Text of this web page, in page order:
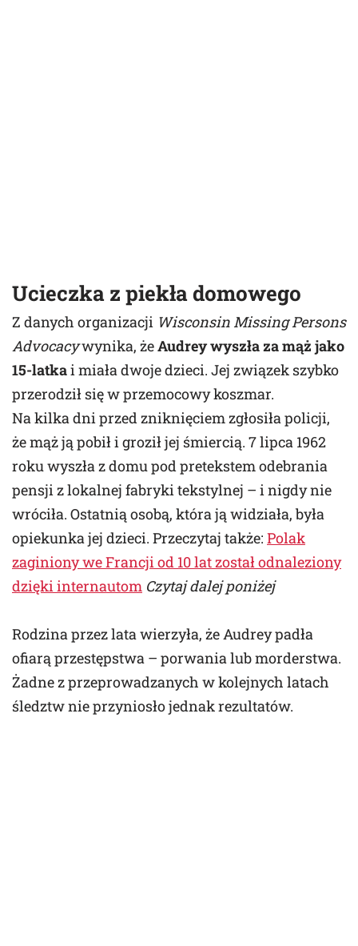
Ucieczka z piekła domowego
Z danych organizacji Wisconsin Missing Persons
Advocacywynika, żeAudrey wyszła za mąż jako
15-latkai miała dwoje dzieci. Jej związek szybko
przerodził się w przemocowy koszmar.
Na kilka dni przed zniknięciem zgłosiła policji,
że mąż ją pobił i groził jej śmiercią. 7 lipca 1962
roku wyszła z domu pod pretekstem odebrania
pensji z lokalnej fabryki tekstylnej – i nigdy nie
wróciła. Ostatnią osobą, która ją widziała, była
opiekunka jej dzieci. Przeczytaj także: Polak
zaginiony we Francji od 10 lat został odnaleziony
dzięki internautom Czytaj dalej poniżej
Rodzina przez lata wierzyła, że Audrey padła
ofiarą przestępstwa – porwania lub morderstwa.
Żadne z przeprowadzanych w kolejnych latach
śledztw nie przyniosło jednak rezultatów.